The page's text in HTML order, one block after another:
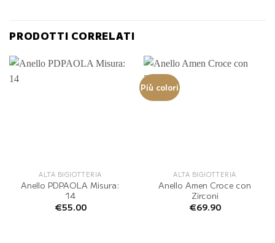
PRODOTTI CORRELATI
ALTA BIGIOTTERIA
Anello PDPAOLA Misura:
14
€55.00
Più colori
ALTA BIGIOTTERIA
Anello Amen Croce con
Zirconi
€69.90